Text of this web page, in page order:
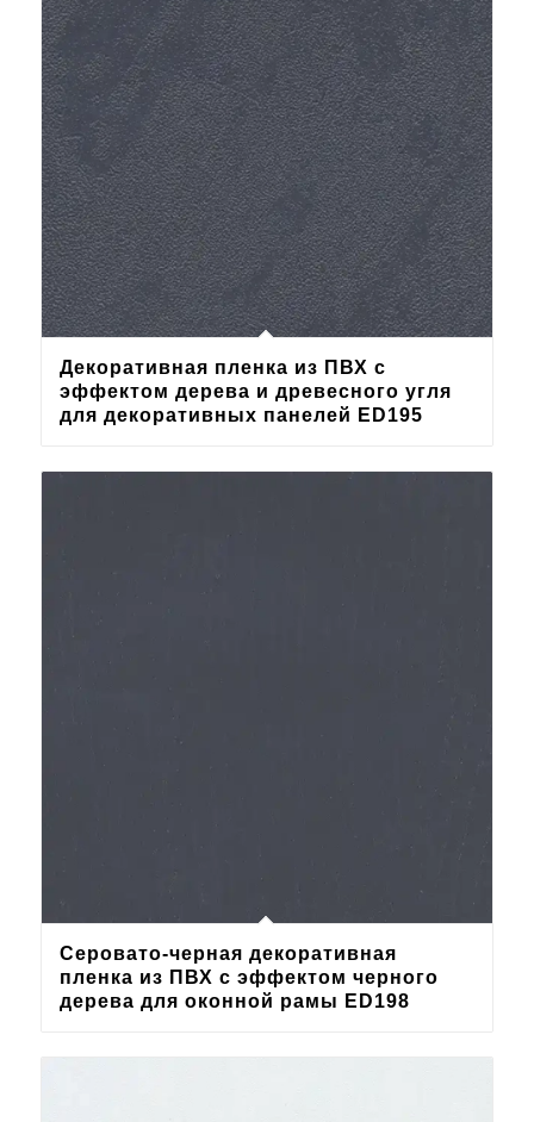
Декоративная пленка из ПВХ с
эффектом дерева и древесного угля
для декоративных панелей ED195
Серовато-черная декоративная
пленка из ПВХ с эффектом черного
дерева для оконной рамы ED198